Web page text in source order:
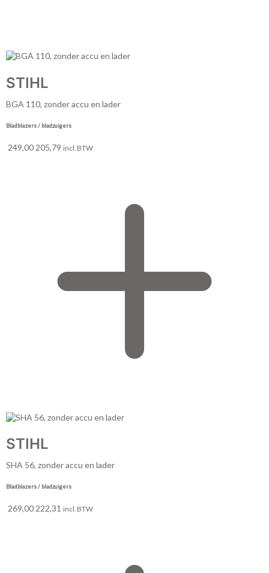
STIHL
BGA 110, zonder accu en lader
Bladblazers / bladzuigers
249,00 205,79 incl. BTW
STIHL
SHA 56, zonder accu en lader
Bladblazers / bladzuigers
269,00 222,31 incl. BTW